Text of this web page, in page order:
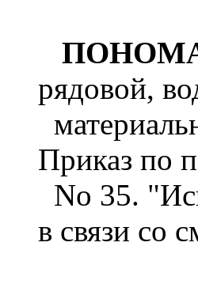
рядовой,
Приказ по
No 35.
в связи со